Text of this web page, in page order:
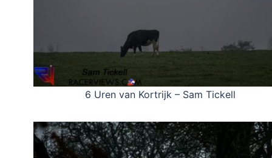
6 Uren van Kortrijk – Sam Tickell